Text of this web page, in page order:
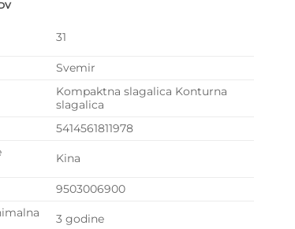
31
Svemir
Kompaktna slagalica Konturna
slagalica
5414561811978
Kina
9503006900
3 godine